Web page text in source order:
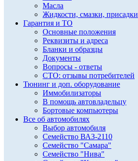
Масла
Жидкости, смазки, присадки
Гарантия и ТО
Основные положения
Реквизиты и адреса
Бланки и образцы
Документы
Вопросы - ответы
СТО: отзывы потребителей
Тюнинг и доп. оборудование
Иммобилизаторы
В помощь автовладельцу
Бортовые компьютеры
Все об автомобилях
Выбор автомобиля
Семейство ВАЗ-2110
Семейство "Самара"
Семейство "Нива"